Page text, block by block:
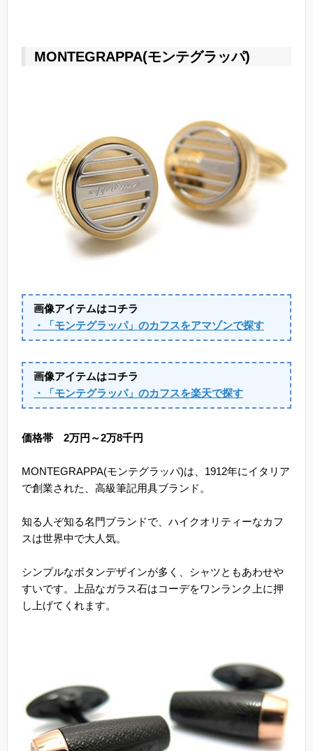
MONTEGRAPPA(モンテグラッパ)
画像アイテムはコチラ
・「モンテグラッパ」のカフスをアマゾンで探す
画像アイテムはコチラ
・「モンテグラッパ」のカフスを楽天で探す
価格帯 2万円～2万8千円
MONTEGRAPPA(モンテグラッパ)は、1912年にイタリア
で創業された、高級筆記用具ブランド。
知る人ぞ知る名門ブランドで、ハイクオリティーなカフ
スは世界中で大人気。
シンプルなボタンデザインが多く、シャツともあわせや
すいです。上品なガラス石はコーデをワンランク上に押
し上げてくれます。